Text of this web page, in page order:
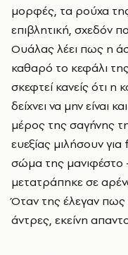
μορφές, τα ρούχα
επιβλητική, σχεδόν
Ουάλας λέει πως η
καθαρό το κεφάλι
σκεφτεί κανείς ότι η
δείχνει να μην είναι
μέρος της σαγήνης
ευεξίας μιλήσουν
σώμα της μανιφέστο
μετατράπηκε σε
Όταν της έλεγαν
άντρες, εκείνη